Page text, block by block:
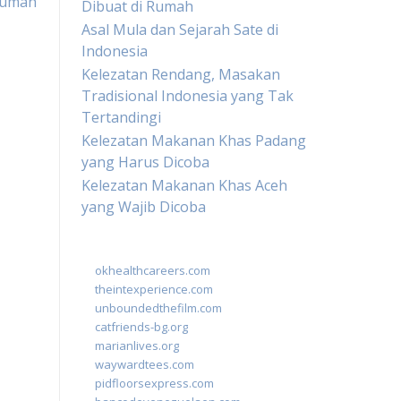
Dibuat di Rumah
Asal Mula dan Sejarah Sate di
Indonesia
Kelezatan Rendang, Masakan
Tradisional Indonesia yang Tak
Tertandingi
Kelezatan Makanan Khas Padang
yang Harus Dicoba
Kelezatan Makanan Khas Aceh
yang Wajib Dicoba
okhealthcareers.com
theintexperience.com
unboundedthefilm.com
catfriends-bg.org
marianlives.org
waywardtees.com
pidfloorsexpress.com